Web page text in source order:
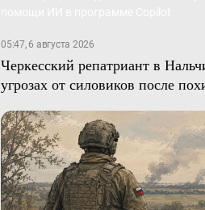
05:47, 6 августа 2026
Черкесский репатриант в
угрозах от силовиков после